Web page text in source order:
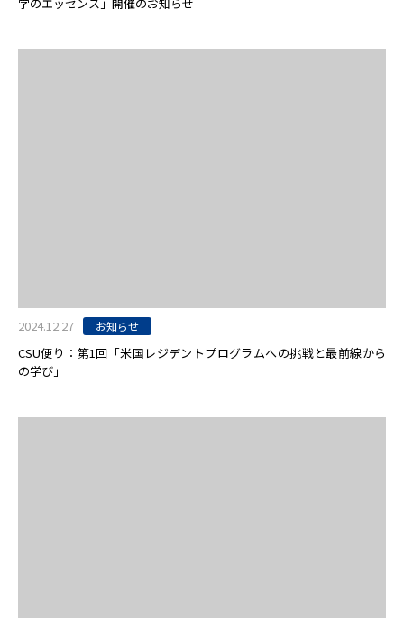
学のエッセンス」開催のお知らせ
2024.12.27 お知らせ
CSU便り：第1回「米国レジデントプログラムへの挑戦と最前線から
の学び」